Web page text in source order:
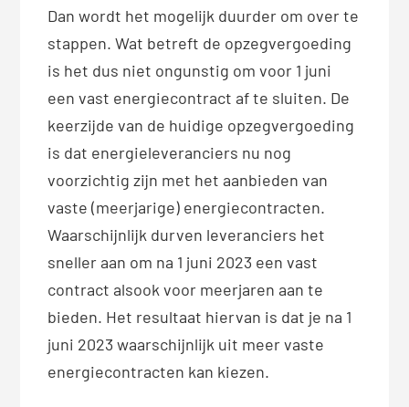
Dan wordt het mogelijk duurder om over te
stappen. Wat betreft de opzegvergoeding
is het dus niet ongunstig om voor 1 juni
een vast energiecontract af te sluiten. De
keerzijde van de huidige opzegvergoeding
is dat energieleveranciers nu nog
voorzichtig zijn met het aanbieden van
vaste (meerjarige) energiecontracten.
Waarschijnlijk durven leveranciers het
sneller aan om na 1 juni 2023 een vast
contract alsook voor meerjaren aan te
bieden. Het resultaat hiervan is dat je na 1
juni 2023 waarschijnlijk uit meer vaste
energiecontracten kan kiezen.